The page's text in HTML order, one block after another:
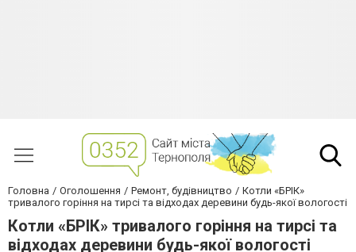
Головна Оголошення Ремонт, будівництво
Котли «БРІК»
тривалого горіння на тирсі та відходах деревини будь-якої вологості
Котли «БРІК» тривалого горіння на тирсі та
відходах деревини будь-якої вологості